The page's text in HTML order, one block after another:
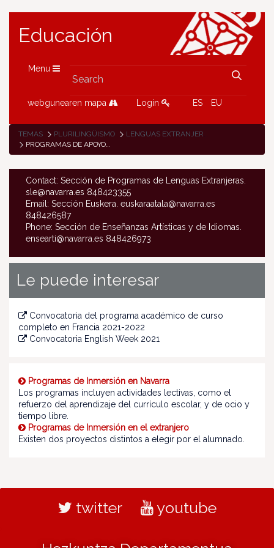
Educación
Menu
webgunearen mapa Login ES EU
TEMAS PLURILINGÜISMO
LENGUAS EXTRANJERAS
PROGRAMAS DE APOYO PARA EL ALUMNADO
Contact: Sección de Programas de Lenguas Extranjeras.
sle@navarra.es 848423355
Email: Sección Euskera. euskaraatala@navarra.es
848426587
Phone: Sección de Enseñanzas Artísticas y de Idiomas.
ensearti@navarra.es 848426973
Le puede interesar
Convocatoria del programa académico de curso
completo en Francia 2021-2022
Convocatoria English Week 2021
Programas de Inmersión en Navarra
Los programas incluyen actividades lectivas, como el
refuerzo del aprendizaje del currículo escolar, y de ocio y
tiempo libre.
Programas de Inmersión en el extranjero
Existen dos proyectos distintos a elegir por el alumnado.
twitter youtube